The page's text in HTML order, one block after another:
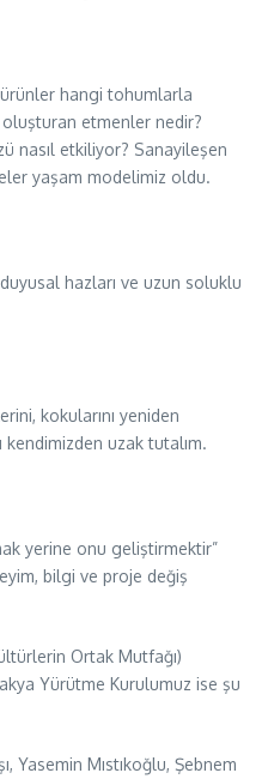
hangi tohumlarla
oluşturan etmenler nedir?
nasıl etkiliyor? Sanayileşen
yaşam modelimiz oldu.
hazları ve uzun soluklu
kokularını yeniden
uzak tutalım.
yerine onu geliştirmektir”
bilgi ve proje değiş
Ortak Mutfağı)
Yürütme Kurulumuz ise şu
Yasemin Mıstıkoğlu, Şebnem